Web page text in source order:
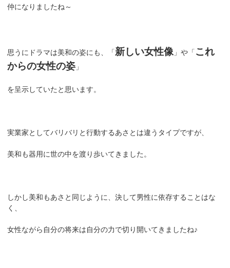
仲になりましたね～
思うにドラマは美和の姿にも、「新しい女性像」や「 これ
からの女性の姿 」
を呈示していたと思います。
実業家としてバリバリと行動するあさとは違うタイプですが、
美和も器用に世の中を渡り歩いてきました。
しかし美和もあさと同じように、決して男性に依存することはな
く、
女性ながら自分の将来は自分の力で切り開いてきましたね♪